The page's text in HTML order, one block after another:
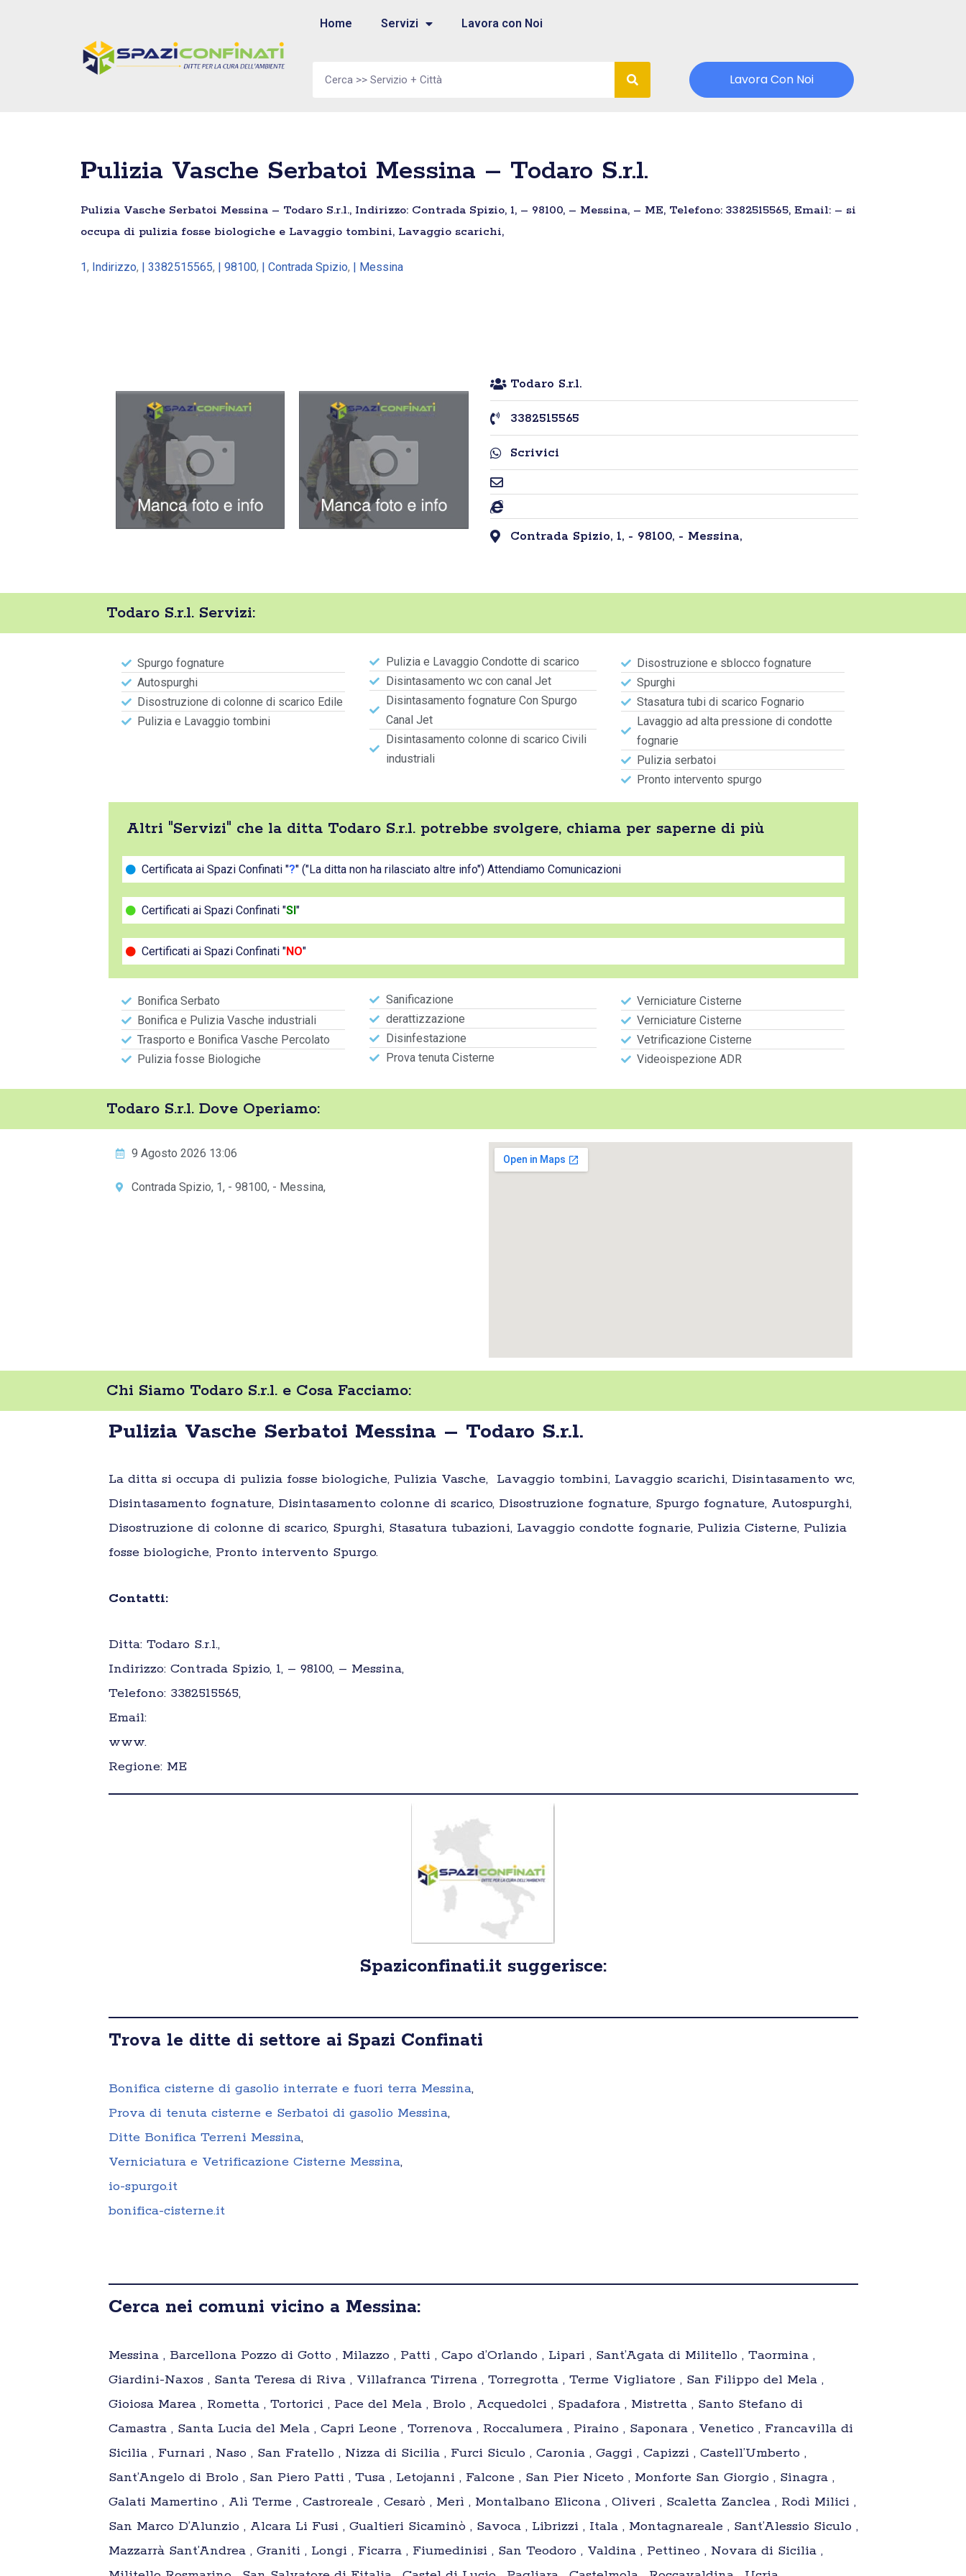
Home Servizi Lavora con Noi
Lavora Con Noi
Pulizia Vasche Serbatoi Messina – Todaro S.r.l.
Pulizia Vasche Serbatoi Messina – Todaro S.r.l., Indirizzo: Contrada Spizio, 1, – 98100, – Messina, – ME, Telefono: 3382515565, Email: – si
occupa di pulizia fosse biologiche e Lavaggio tombini, Lavaggio scarichi,
1, Indirizzo, | 3382515565, | 98100, | Contrada Spizio, | Messina
Todaro S.r.l.
3382515565
Scrivici
Contrada Spizio, 1, - 98100, - Messina,
Todaro S.r.l. Servizi:
Spurgo fognature
Autospurghi
Disostruzione di colonne di scarico Edile
Pulizia e Lavaggio tombini
Pulizia e Lavaggio Condotte di scarico
Disintasamento wc con canal Jet
Disintasamento fognature Con Spurgo
Canal Jet
Disintasamento colonne di scarico Civili
industriali
Disostruzione e sblocco fognature
Spurghi
Stasatura tubi di scarico Fognario
Lavaggio ad alta pressione di condotte
fognarie
Pulizia serbatoi
Pronto intervento spurgo
Altri "Servizi" che la ditta Todaro S.r.l. potrebbe svolgere, chiama per saperne di più
Certificata ai Spazi Confinati "?" ("La ditta non ha rilasciato altre info") Attendiamo Comunicazioni
Certificati ai Spazi Confinati "SI"
Certificati ai Spazi Confinati "NO"
Bonifica Serbato
Bonifica e Pulizia Vasche industriali
Trasporto e Bonifica Vasche Percolato
Pulizia fosse Biologiche
Sanificazione
derattizzazione
Disinfestazione
Prova tenuta Cisterne
Verniciature Cisterne
Verniciature Cisterne
Vetrificazione Cisterne
Videoispezione ADR
Todaro S.r.l. Dove Operiamo:
9 Agosto 2026 13:06
Contrada Spizio, 1, - 98100, - Messina,
Chi Siamo Todaro S.r.l. e Cosa Facciamo:
Pulizia Vasche Serbatoi Messina – Todaro S.r.l.
La ditta si occupa di pulizia fosse biologiche, Pulizia Vasche, Lavaggio tombini, Lavaggio scarichi, Disintasamento wc,
Disintasamento fognature, Disintasamento colonne di scarico, Disostruzione fognature, Spurgo fognature, Autospurghi,
Disostruzione di colonne di scarico, Spurghi, Stasatura tubazioni, Lavaggio condotte fognarie, Pulizia Cisterne, Pulizia
fosse biologiche, Pronto intervento Spurgo.
Contatti:
Ditta: Todaro S.r.l.,
Indirizzo: Contrada Spizio, 1, – 98100, – Messina,
Telefono: 3382515565,
Email:
www.
Regione: ME
Spaziconfinati.it suggerisce:
Trova le ditte di settore ai Spazi Confinati
Bonifica cisterne di gasolio interrate e fuori terra Messina,
Prova di tenuta cisterne e Serbatoi di gasolio Messina,
Ditte Bonifica Terreni Messina,
Verniciatura e Vetrificazione Cisterne Messina,
io-spurgo.it
bonifica-cisterne.it
Cerca nei comuni vicino a Messina:
Messina , Barcellona Pozzo di Gotto , Milazzo , Patti , Capo d’Orlando , Lipari , Sant’Agata di Militello , Taormina ,
Giardini-Naxos , Santa Teresa di Riva , Villafranca Tirrena , Torregrotta , Terme Vigliatore , San Filippo del Mela ,
Gioiosa Marea , Rometta , Tortorici , Pace del Mela , Brolo , Acquedolci , Spadafora , Mistretta , Santo Stefano di
Camastra , Santa Lucia del Mela , Capri Leone , Torrenova , Roccalumera , Piraino , Saponara , Venetico , Francavilla di
Sicilia , Furnari , Naso , San Fratello , Nizza di Sicilia , Furci Siculo , Caronia , Gaggi , Capizzi , Castell’Umberto ,
Sant’Angelo di Brolo , San Piero Patti , Tusa , Letojanni , Falcone , San Pier Niceto , Monforte San Giorgio , Sinagra ,
Galati Mamertino , Alì Terme , Castroreale , Cesarò , Merì , Montalbano Elicona , Oliveri , Scaletta Zanclea , Rodì Milici ,
San Marco D’Alunzio , Alcara Li Fusi , Gualtieri Sicaminò , Savoca , Librizzi , Itala , Montagnareale , Sant’Alessio Siculo ,
Mazzarrà Sant’Andrea , Graniti , Longi , Ficarra , Fiumedinisi , San Teodoro , Valdina , Pettineo , Novara di Sicilia ,